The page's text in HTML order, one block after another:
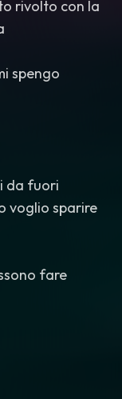
rivolto con la
spengo
da fuori
voglio sparire
fare